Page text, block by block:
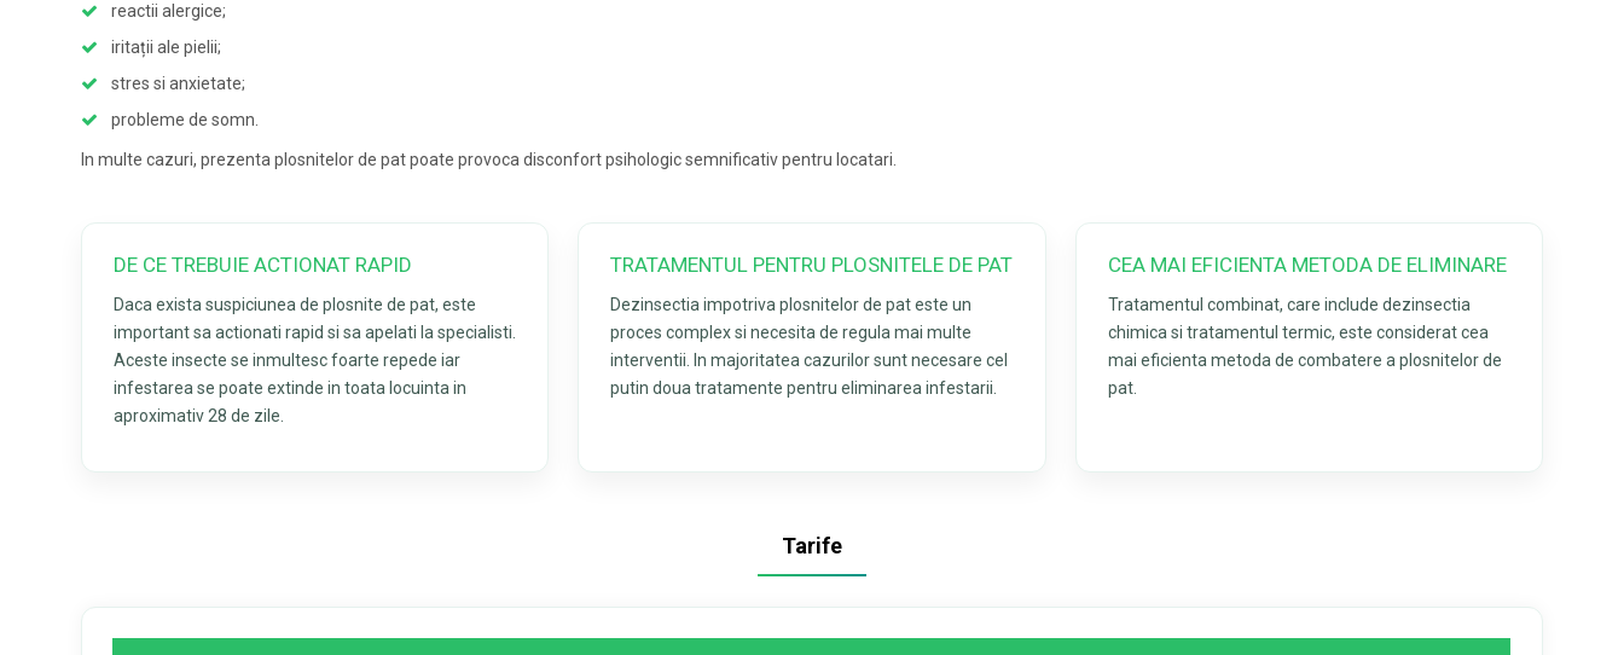
reactii alergice;
iritații ale pielii;
stres si anxietate;
probleme de somn.
In multe cazuri, prezenta plosnitelor de pat poate provoca disconfort psihologic semnificativ pentru locatari.
DE CE TREBUIE ACTIONAT RAPID
Daca exista suspiciunea de plosnite de pat, este
important sa actionati rapid si sa apelati la specialisti.
Aceste insecte se inmultesc foarte repede iar
infestarea se poate extinde in toata locuinta in
aproximativ 28 de zile.
TRATAMENTUL PENTRU PLOSNITELE DE PAT
Dezinsectia impotriva plosnitelor de pat este un
proces complex si necesita de regula mai multe
interventii. In majoritatea cazurilor sunt necesare cel
putin doua tratamente pentru eliminarea infestarii.
CEA MAI EFICIENTA METODA DE ELIMINARE
Tratamentul combinat, care include dezinsectia
chimica si tratamentul termic, este considerat cea
mai eficienta metoda de combatere a plosnitelor de
pat.
Tarife